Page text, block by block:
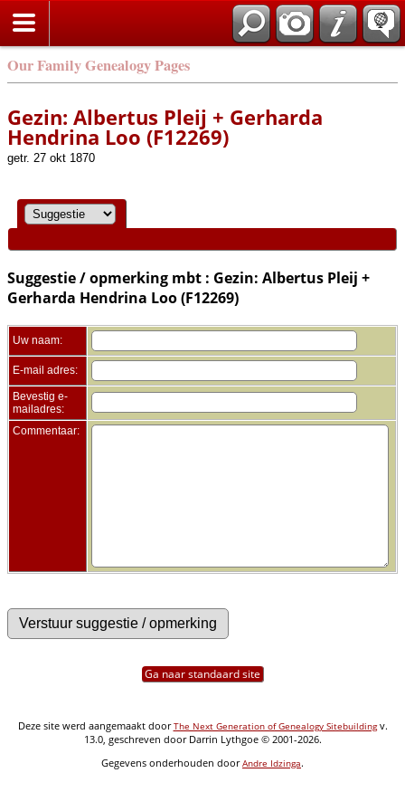
Our Family Genealogy Pages
Gezin: Albertus Pleij + Gerharda
Hendrina Loo (F12269)
getr. 27 okt 1870
Suggestie / opmerking mbt : Gezin: Albertus Pleij +
Gerharda Hendrina Loo (F12269)
Uw naam:
E-mail adres:
Bevestig e-
mailadres:
Commentaar:
Ga naar standaard site
Deze site werd aangemaakt doorThe Next Generation of Genealogy Sitebuildingv.
13.0, geschreven door Darrin Lythgoe © 2001-2026.
Gegevens onderhouden doorAndre Idzinga.